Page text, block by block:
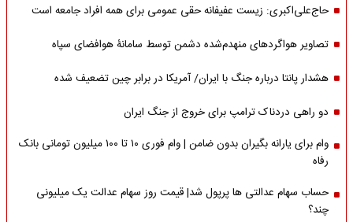
حاج‌علی‌اکبری: زیست عفیفانه حقی عمومی برای همه افراد جامعه است
تصاویر هواگردهای منهدم‌شده دشمن توسط سامانۀ هوافضای سپاه
هشدار پانتا درباره جنگ با ایران/ آمریکا در برابر چین تضعیف شده
دو راهی دردناک ترامپ برای خروج از جنگ ایران
وام برای یارانه بگیران بدون ضامن | وام فوری ۱۰ تا ۱۰۰ میلیون تومانی بانک
رفاه
حساب سهام عدالتی ها پرپول شد| قیمت روز سهام عدالت یک میلیونی
چند؟